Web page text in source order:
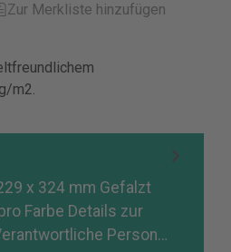
Zur Merkliste hinzufügen
m2.
x 324 mm Gefalzt
Farbe Details zur
Person…